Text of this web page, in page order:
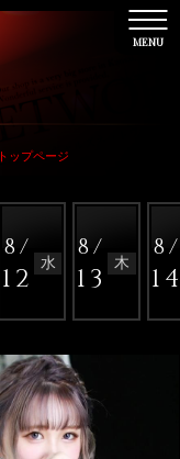
MENU
トップページ
8/
12 水
8/
13 木